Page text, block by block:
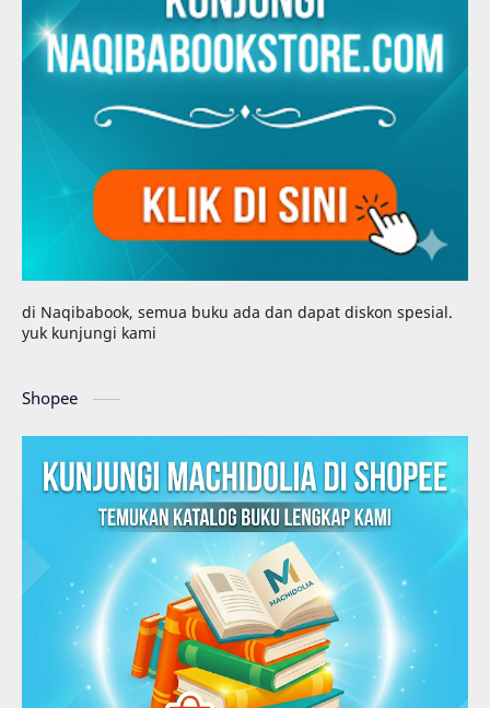
di Naqibabook, semua buku ada dan dapat diskon spesial.
yuk kunjungi kami
Shopee